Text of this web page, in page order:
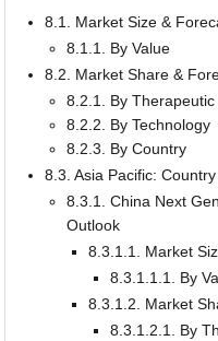
8.1. Market Size &
8.1.1. By Value
8.2. Market Share &
8.2.1. By Therapeutic
8.2.2. By Technology
8.2.3. By Country
8.3. Asia Pacific:
8.3.1. China Next
Outlook
8.3.1.1. Market
8.3.1.1.1. By
8.3.1.2. Market
8.3.1.2.1. By